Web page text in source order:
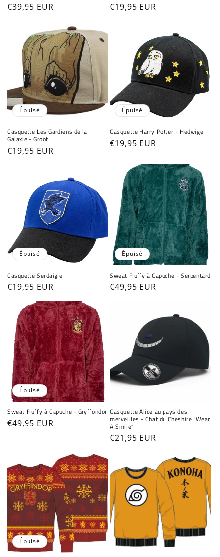
Prix
€39,95 EUR
Prix
€19,95 EUR
Épuisé
Casquette Les Gardiens de la
Galaxie - Groot
Prix
€19,95 EUR
Épuisé
Casquette Harry Potter - Hedwige
Prix
€19,95 EUR
Épuisé
Casquette Serdaigle
Prix
€19,95 EUR
Épuisé
Sweat Fluffy à Capuche - Serpentard
Prix
€49,95 EUR
Épuisé
Sweat Fluffy à Capuche - Gryffondor
Prix
€49,95 EUR
Casquette Alice au pays des
merveilles - Chat du Cheshire “Wear
A Smile”
Prix
€21,95 EUR
Épuisé
Connexion requise
Connectez-vous à votre compte pour ajouter
des produits à votre liste de souhaits et
afficher vos articles précédemment enregistrés.
Se connecter